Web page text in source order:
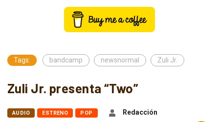
Tags: bandcamp newsnormal Zuli Jr.
Zuli Jr. presenta “Two”
AUDIO ESTRENO POP
Redacción